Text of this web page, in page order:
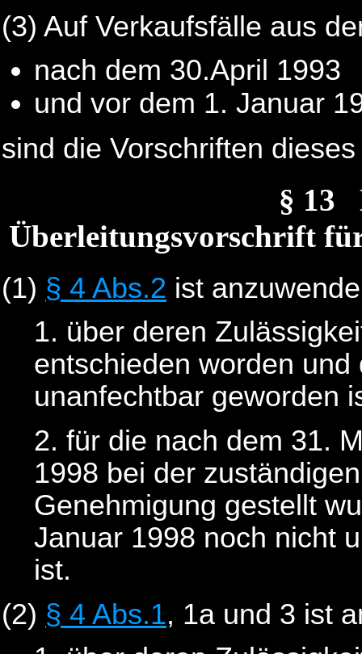
(3) Auf Verkaufsfälle aus
nach dem 30.April 1993
und vor dem 1. Januar
sind die Vorschriften
§ 13
Überleitungsvorschrift
(1) § 4 Abs.2 ist
1. über deren
entschieden worden
unanfechtbar geworden
2. für die nach dem 31.
1998 bei der
Genehmigung gestellt
Januar 1998 noch nicht
ist.
(2) § 4 Abs.1, 1a und 3 ist